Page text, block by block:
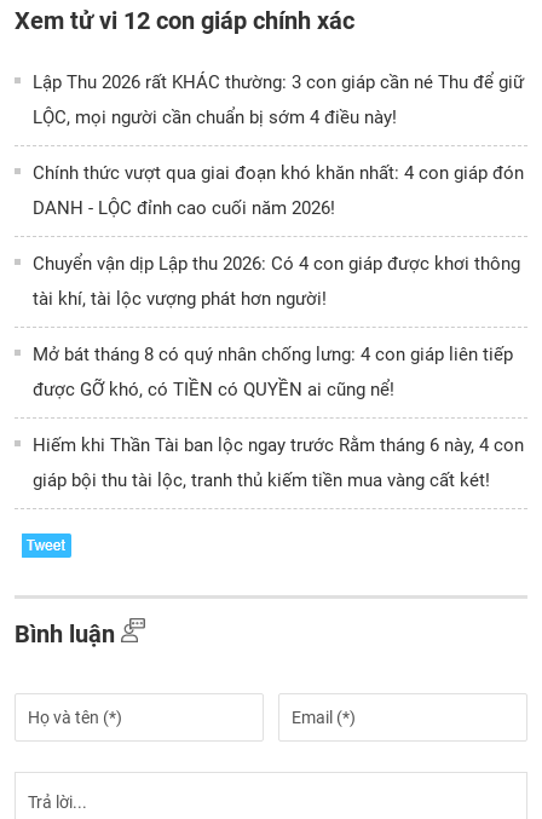
Xem tử vi 12 con giáp chính xác
Lập Thu 2026 rất KHÁC thường: 3 con giáp cần né Thu để giữ
LỘC, mọi người cần chuẩn bị sớm 4 điều này!
Chính thức vượt qua giai đoạn khó khăn nhất: 4 con giáp đón
DANH - LỘC đỉnh cao cuối năm 2026!
Chuyển vận dịp Lập thu 2026: Có 4 con giáp được khơi thông
tài khí, tài lộc vượng phát hơn người!
Mở bát tháng 8 có quý nhân chống lưng: 4 con giáp liên tiếp
được GỠ khó, có TIỀN có QUYỀN ai cũng nể!
Hiếm khi Thần Tài ban lộc ngay trước Rằm tháng 6 này, 4 con
giáp bội thu tài lộc, tranh thủ kiếm tiền mua vàng cất két!
Bình luận